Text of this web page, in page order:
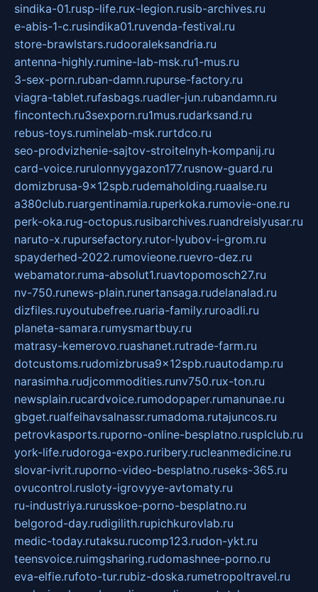
sindika-01.rusp-life.rux-legion.rusib-archives.ru
e-abis-1-c.rusindika01.ruvenda-festival.ru
store-brawlstars.rudooraleksandria.ru
antenna-highly.rumine-lab-msk.ru1-mus.ru
3-sex-porn.ruban-damn.rupurse-factory.ru
viagra-tablet.rufasbags.ruadler-jun.rubandamn.ru
fincontech.ru3sexporn.ru1mus.rudarksand.ru
rebus-toys.ruminelab-msk.rurtdco.ru
seo-prodvizhenie-sajtov-stroitelnyh-kompanij.ru
card-voice.rurulonnyygazon177.rusnow-guard.ru
domizbrusa-9x12spb.rudemaholding.ruaalse.ru
a380club.ruargentinamia.ruperkoka.rumovie-one.ru
perk-oka.rug-octopus.rusibarchives.ruandreislyusar.ru
naruto-x.rupursefactory.rutor-lyubov-i-grom.ru
spayderhed-2022.rumovieone.ruevro-dez.ru
webamator.ruma-absolut1.ruavtopomosch27.ru
nv-750.runews-plain.runertansaga.rudelanalad.ru
dizfiles.ruyoutubefree.ruaria-family.ruroadli.ru
planeta-samara.rumysmartbuy.ru
matrasy-kemerovo.ruashanet.rutrade-farm.ru
dotcustoms.rudomizbrusa9x12spb.ruautodamp.ru
narasimha.rudjcommodities.runv750.rux-ton.ru
newsplain.rucardvoice.rumodopaper.rumanunae.ru
gbget.rualfeihavsalnassr.rumadoma.rutajuncos.ru
petrovkasports.ruporno-online-besplatno.rusplclub.ru
york-life.rudoroga-expo.ruribery.rucleanmedicine.ru
slovar-ivrit.ruporno-video-besplatno.ruseks-365.ru
ovucontrol.rusloty-igrovyye-avtomaty.ru
ru-industriya.rurusskoe-porno-besplatno.ru
belgorod-day.rudigilith.rupichkurovlab.ru
medic-today.rutaksu.rucomp123.rudon-ykt.ru
teensvoice.ruimgsharing.rudomashnee-porno.ru
eva-elfie.rufoto-tur.rubiz-doska.rumetropoltravel.ru